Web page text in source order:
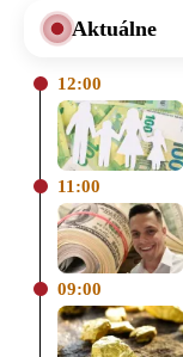
Aktuálne
12:00
11:00
09:00